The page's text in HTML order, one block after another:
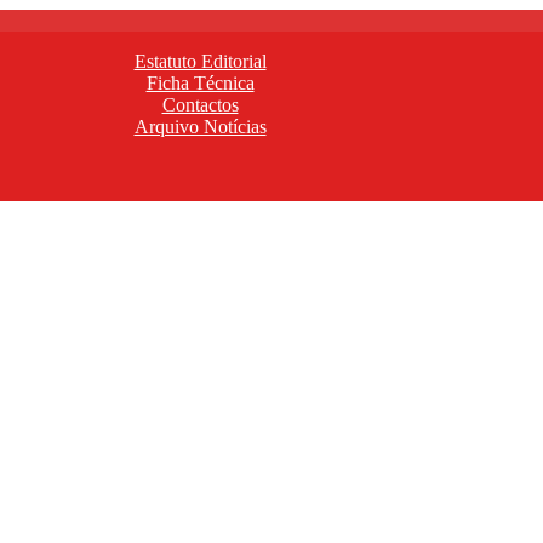
Estatuto Editorial
Ficha Técnica
Contactos
Arquivo Notícias